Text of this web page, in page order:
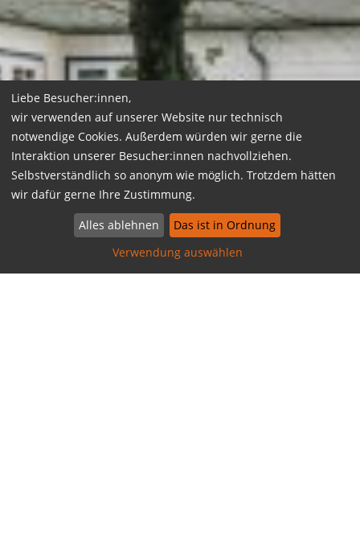
Liebe Besucher:innen,
wir verwenden auf unserer Website nur technisch
notwendige Cookies. Außerdem würden wir gerne die
Interaktion unserer Besucher:innen nachvollziehen.
Selbstverständlich so anonym wie möglich. Trotzdem hätten
wir dafür gerne Ihre Zustimmung.
Verwendung auswählen
Alles ablehnen Das ist in Ordnung